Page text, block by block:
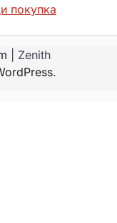
покупка
| Zenith
.